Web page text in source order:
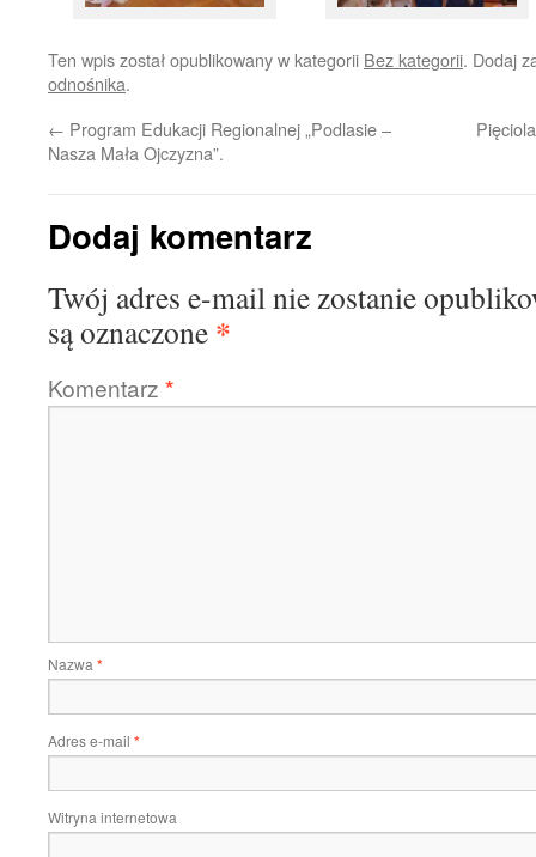
Ten wpis został opublikowany w kategorii Bez kategorii. Dodaj
odnośnika.
← Program Edukacji Regionalnej „Podlasie –
Nasza Mała Ojczyzna”.
Dodaj komentarz
Twój adres e-mail nie zostanie
są oznaczone *
Komentarz *
Nazwa *
Adres e-mail *
Witryna internetowa